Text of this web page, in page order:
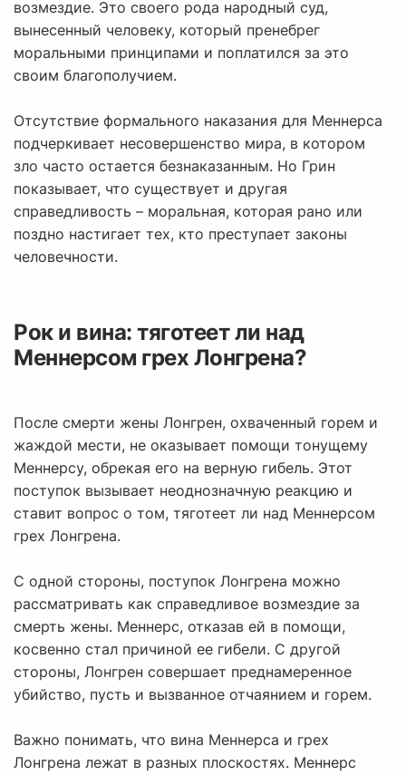
возмездие. Это своего рода народный суд,
вынесенный человеку, который пренебрег
моральными принципами и поплатился за это
своим благополучием.
Отсутствие формального наказания для Меннерса
подчеркивает несовершенство мира, в котором
зло часто остается безнаказанным. Но Грин
показывает, что существует и другая
справедливость – моральная, которая рано или
поздно настигает тех, кто преступает законы
человечности.
Рок и вина: тяготеет ли над
Меннерсом грех Лонгрена?
После смерти жены Лонгрен, охваченный горем и
жаждой мести, не оказывает помощи тонущему
Меннерсу, обрекая его на верную гибель. Этот
поступок вызывает неоднозначную реакцию и
ставит вопрос о том, тяготеет ли над Меннерсом
грех Лонгрена.
С одной стороны, поступок Лонгрена можно
рассматривать как справедливое возмездие за
смерть жены. Меннерс, отказав ей в помощи,
косвенно стал причиной ее гибели. С другой
стороны, Лонгрен совершает преднамеренное
убийство, пусть и вызванное отчаянием и горем.
Важно понимать, что вина Меннерса и грех
Лонгрена лежат в разных плоскостях. Меннерс